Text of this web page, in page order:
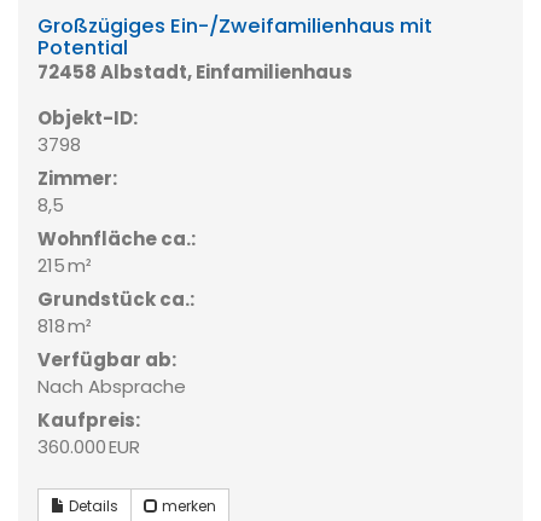
Großzügiges Ein-/Zweifamilienhaus mit
Potential
72458 Albstadt, Einfamilienhaus
Objekt-ID:
3798
Zimmer:
8,5
Wohnfläche ca.:
215 m²
Grund­stück ca.:
818 m²
Verfügbar ab:
Nach Absprache
Kaufpreis:
360.000 EUR
Details merken